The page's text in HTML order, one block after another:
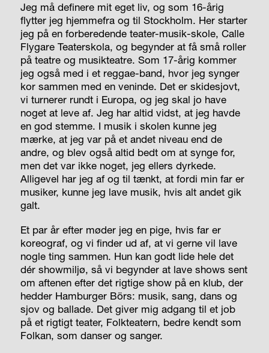
Jeg må definere mit eget liv, og som 16-årig
flytter jeg hjemmefra og til Stockholm. Her starter
jeg på en forberedende teater-musik-skole, Calle
Flygare Teaterskola, og begynder at få små roller
på teatre og musikteatre. Som 17-årig kommer
jeg også med i et reggae-band, hvor jeg synger
kor sammen med en veninde. Det er skidesjovt,
vi turnerer rundt i Europa, og jeg skal jo have
noget at leve af. Jeg har altid vidst, at jeg havde
en god stemme. I musik i skolen kunne jeg
mærke, at jeg var på et andet niveau end de
andre, og blev også altid bedt om at synge for,
men det var ikke noget, jeg ellers dyrkede.
Alligevel har jeg af og til tænkt, at fordi min far er
musiker, kunne jeg lave musik, hvis alt andet gik
galt.
Et par år efter møder jeg en pige, hvis far er
koreograf, og vi finder ud af, at vi gerne vil lave
nogle ting sammen. Hun kan godt lide hele det
dér showmiljø, så vi begynder at lave shows sent
om aftenen efter det rigtige show på en klub, der
hedder Hamburger Börs: musik, sang, dans og
sjov og ballade. Det giver mig adgang til et job
på et rigtigt teater, Folkteatern, bedre kendt som
Folkan, som danser og sanger.